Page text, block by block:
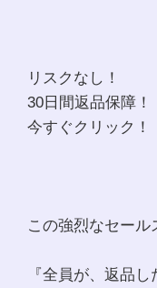
リスクなし！
30日間返品保障！
今すぐクリック！
この強烈なセール
『全員が、返品